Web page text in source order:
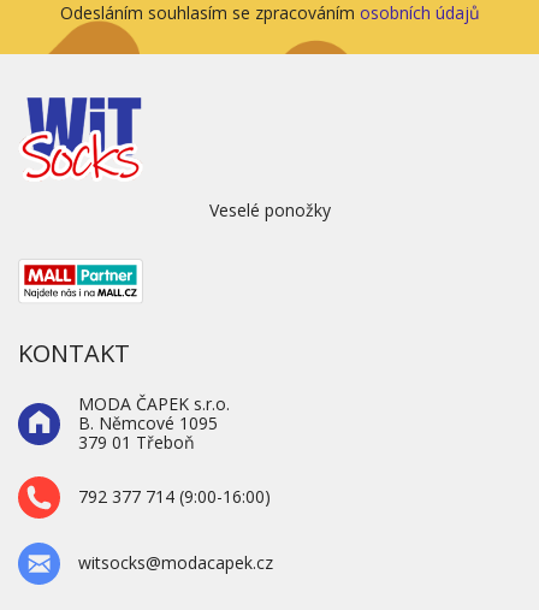
Odesláním souhlasím se zpracováním osobních údajů
Veselé ponožky
KONTAKT
MODA ČAPEK s.r.o.
B. Němcové 1095
379 01 Třeboň
792 377 714 (9:00-16:00)
witsocks@modacapek.cz